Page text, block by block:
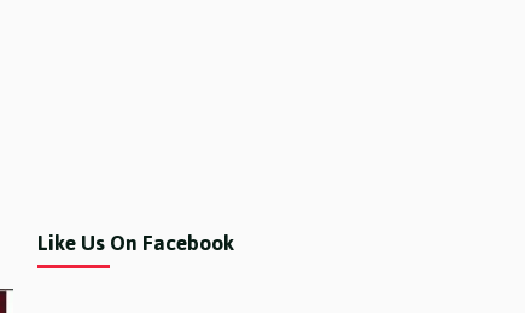
Like Us On Facebook